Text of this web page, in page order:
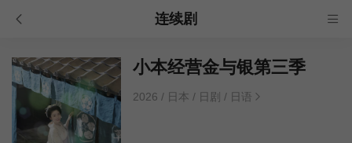
连续剧
小本经营金与银第三季
2026 / 日本 / 日剧 / 日语